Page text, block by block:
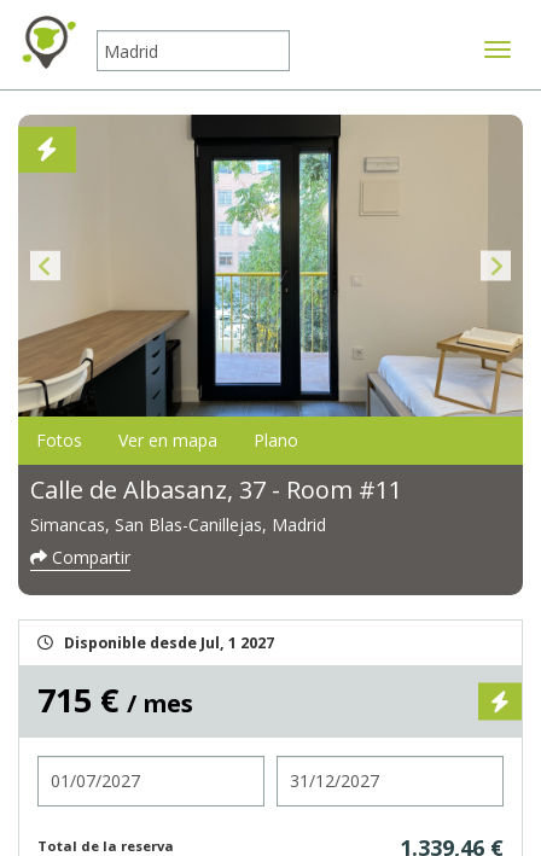
Fotos Ver en mapa Plano
Calle de Albasanz, 37 - Room #11
Simancas, San Blas-Canillejas, Madrid
Compartir
Disponible desde Jul, 1 2027
715 € / mes
Total de la reserva 1.339,46 €